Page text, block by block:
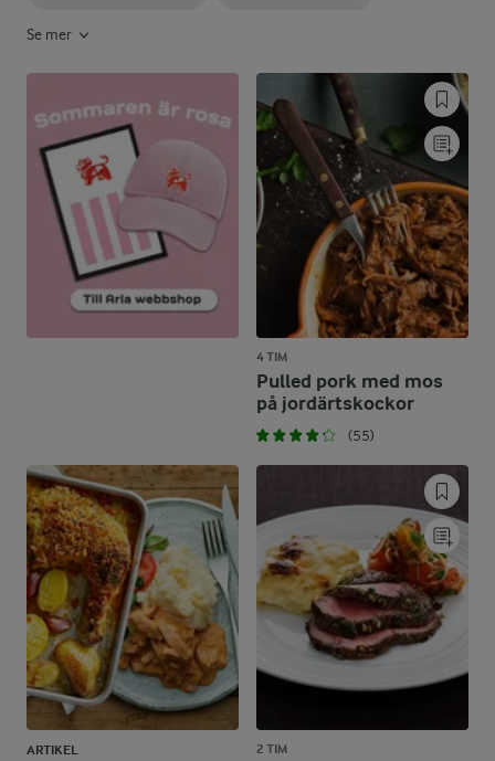
Se mer
4 TIM
Pulled pork med mos
på jordärtskockor
(55)
ARTIKEL 2 TIM